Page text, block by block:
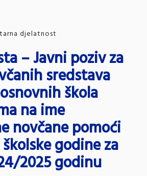
djelatnost
– Javni poziv za
sredstava
škola
na ime
novčane pomoći
godine za
2025 godinu